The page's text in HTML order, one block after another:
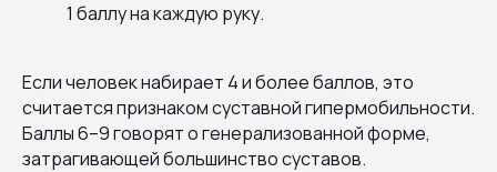
1 баллу на каждую руку.
Если человек набирает 4 и более баллов, это
считается признаком суставной гипермобильности.
Баллы 6–9 говорят о генерализованной форме,
затрагивающей большинство суставов.